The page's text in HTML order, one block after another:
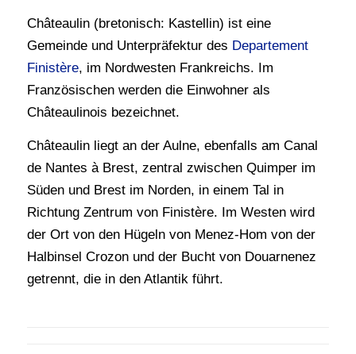
Châteaulin (bretonisch: Kastellin) ist eine
Gemeinde und Unterpräfektur des Departement
Finistère, im Nordwesten Frankreichs. Im
Französischen werden die Einwohner als
Châteaulinois bezeichnet.
Châteaulin liegt an der Aulne, ebenfalls am Canal
de Nantes à Brest, zentral zwischen Quimper im
Süden und Brest im Norden, in einem Tal in
Richtung Zentrum von Finistère. Im Westen wird
der Ort von den Hügeln von Menez-Hom von der
Halbinsel Crozon und der Bucht von Douarnenez
getrennt, die in den Atlantik führt.